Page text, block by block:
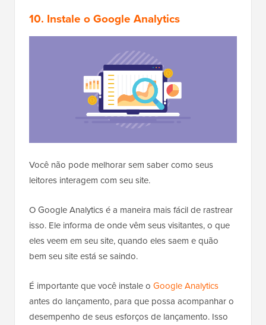
10. Instale o Google Analytics
Você não pode melhorar sem saber como seus
leitores interagem com seu site.
O Google Analytics é a maneira mais fácil de rastrear
isso. Ele informa de onde vêm seus visitantes, o que
eles veem em seu site, quando eles saem e quão
bem seu site está se saindo.
É importante que você instale o Google Analytics
antes do lançamento, para que possa acompanhar o
desempenho de seus esforços de lançamento. Isso